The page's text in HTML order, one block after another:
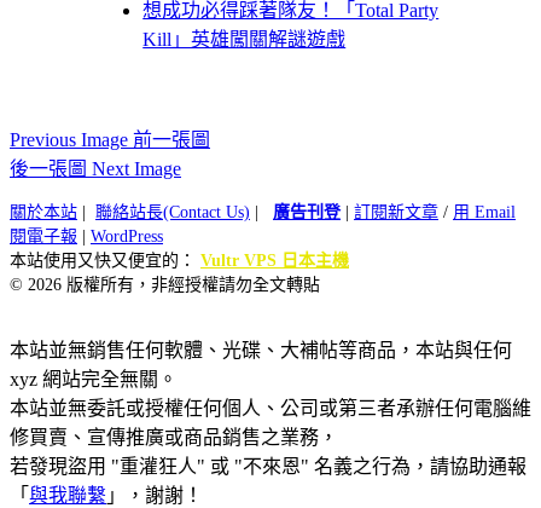
想成功必得踩著隊友！「Total Party
Kill」英雄闖關解謎遊戲
Previous Image 前一張圖
後一張圖 Next Image
關於本站 聯絡站長(Contact Us) 廣告刊登| 訂閱新文章 / 用 Email
閱電子報
WordPress
本站使用又快又便宜的： Vultr VPS 日本主機
© 2026 版權所有，非經授權請勿全文轉貼
本站並無銷售任何軟體、光碟、大補帖等商品，本站與任何
xyz 網站完全無關。
本站並無委託或授權任何個人、公司或第三者承辦任何電腦維
修買賣、宣傳推廣或商品銷售之業務，
若發現盜用 "重灌狂人" 或 "不來恩" 名義之行為，請協助通報
「 與我聯繫 」，謝謝！